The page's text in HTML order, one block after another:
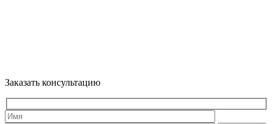
Заказать консультацию